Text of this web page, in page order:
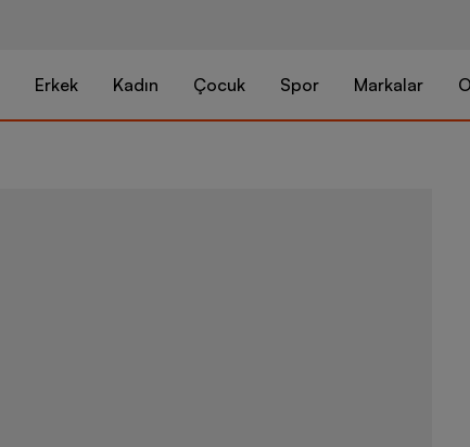
Erkek Kadın Çocuk Spor Markalar
Nike Air